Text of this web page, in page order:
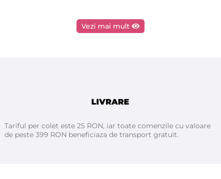
Vezi mai mult
LIVRARE
Tariful per colet este 25 RON, iar toate comenzile cu valoare
de peste 399 RON beneficiaza de transport gratuit.